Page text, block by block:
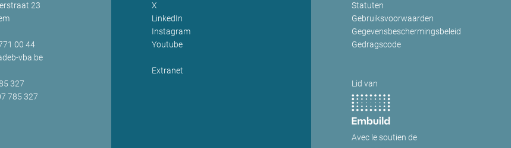
23
00 44
vba.be
327
785 327
X
LinkedIn
Instagram
Youtube
Extranet
Statuten
Gebruiksvoorwaarden
Gegevensbeschermingsbeleid
Gedragscode
Lid van
Avec le soutien de